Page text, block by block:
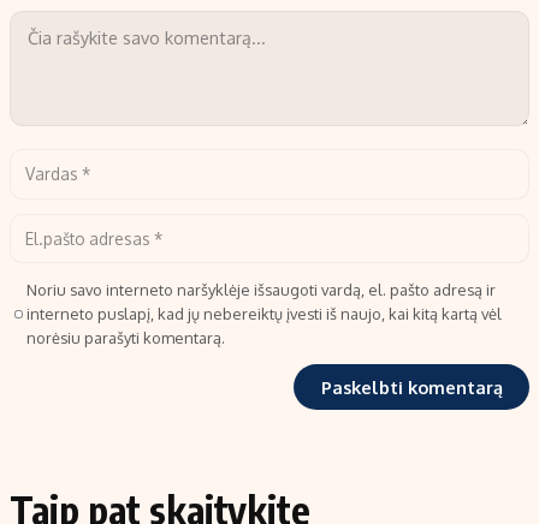
Noriu savo interneto naršyklėje išsaugoti vardą, el. pašto adresą ir
interneto puslapį, kad jų nebereiktų įvesti iš naujo, kai kitą kartą vėl
norėsiu parašyti komentarą.
Taip pat skaitykite